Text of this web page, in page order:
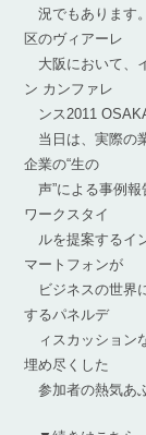
況でもあります
区のヴィアーレ
大阪において、
ン カンファレ
ンス2011
当日は、実際の
企業の“生の
声”による事例報
ワークスタイ
ルを提案するイ
マートフォンが
ビジネスの世界
するパネルデ
ィスカッション
埋め尽くした
参加者の熱気あ